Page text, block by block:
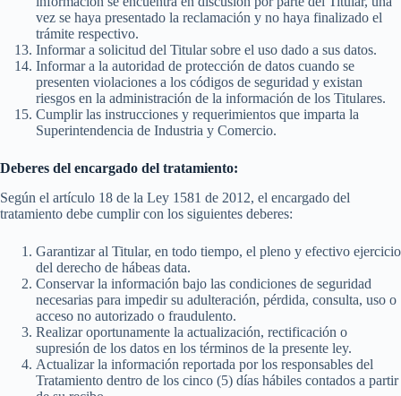
vez se haya presentado la reclamación y no haya finalizado el
trámite respectivo.
Informar a solicitud del Titular sobre el uso dado a sus datos.
Informar a la autoridad de protección de datos cuando se
presenten violaciones a los códigos de seguridad y existan
riesgos en la administración de la información de los Titulares.
Cumplir las instrucciones y requerimientos que imparta la
Superintendencia de Industria y Comercio.
Deberes del encargado del tratamiento:
Según el artículo 18 de la Ley 1581 de 2012, el encargado del
tratamiento debe cumplir con los siguientes deberes:
Garantizar al Titular, en todo tiempo, el pleno y efectivo ejercicio
del derecho de hábeas data.
Conservar la información bajo las condiciones de seguridad
necesarias para impedir su adulteración, pérdida, consulta, uso o
acceso no autorizado o fraudulento.
Realizar oportunamente la actualización, rectificación o
supresión de los datos en los términos de la presente ley.
Actualizar la información reportada por los responsables del
Tratamiento dentro de los cinco (5) días hábiles contados a partir